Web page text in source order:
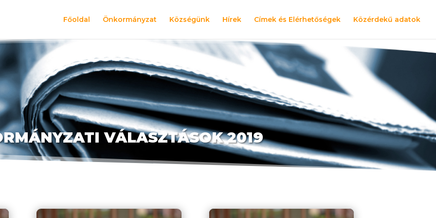
Főoldal Önkormányzat Községünk Hírek Címek és Elérhetőségek Közérdekű adatok
VÁLASZTÁSOK 2019